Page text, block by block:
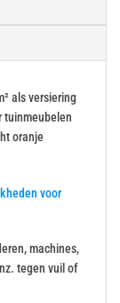
als versiering
tuinmeubelen
oranje
voor
machines,
tegen vuil of